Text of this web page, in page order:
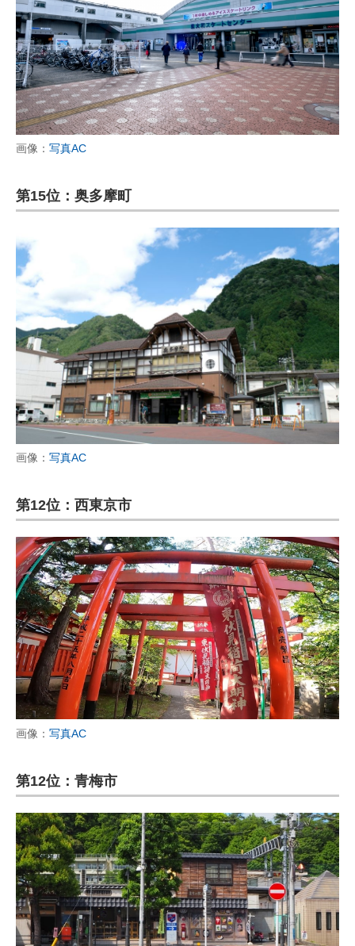
画像： 写真AC
第15位：奥多摩町
画像： 写真AC
第12位：西東京市
画像： 写真AC
第12位：青梅市